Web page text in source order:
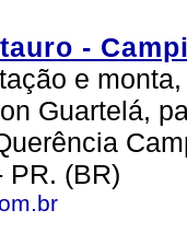
-
e
Guartelá,
PR. (BR)